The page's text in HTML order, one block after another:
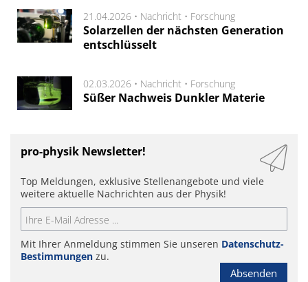
21.04.2026 • Nachricht • Forschung
Solarzellen der nächsten Generation
entschlüsselt
02.03.2026 • Nachricht • Forschung
Süßer Nachweis Dunkler Materie
pro-physik Newsletter!
Top Meldungen, exklusive Stellenangebote und viele
weitere aktuelle Nachrichten aus der Physik!
Mit Ihrer Anmeldung stimmen Sie unseren Datenschutz-
Bestimmungen zu.
Absenden